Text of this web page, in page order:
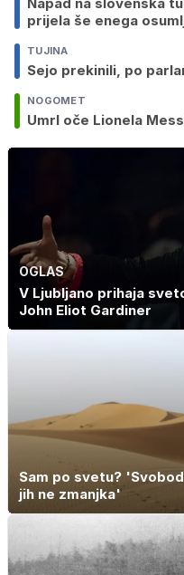
Napad na slovenska
prijela še enega
TUJINA
Sejo prekinili, po
NOGOMET
Umrl oče Lionela
OGLAS
V Ljubljano prihaja
John Eliot Gardiner
Sam po svetu?
jih ne zmanjka'